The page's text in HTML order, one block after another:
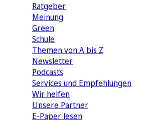
Ratgeber
Meinung
Green
Schule
Themen von A bis Z
Newsletter
Podcasts
Services und Empfehlungen
Wir helfen
Unsere Partner
E-Paper lesen